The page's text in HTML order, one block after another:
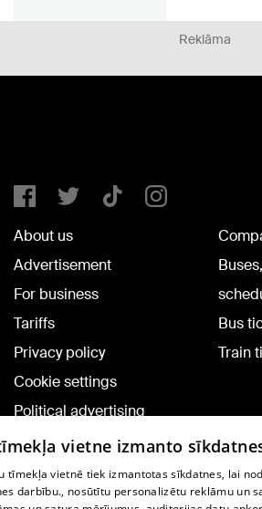
Reklāma
About us
Advertisement
For business
Tariffs
Privacy policy
Cookie settings
Political advertising
Cookie policy
Commenting terms
Bus
Train
vietne izmanto
tīmekļa vietnē tiek izmantotas sīkdatnes, lai
darbību., nosūtītu personalizētu reklāmu un